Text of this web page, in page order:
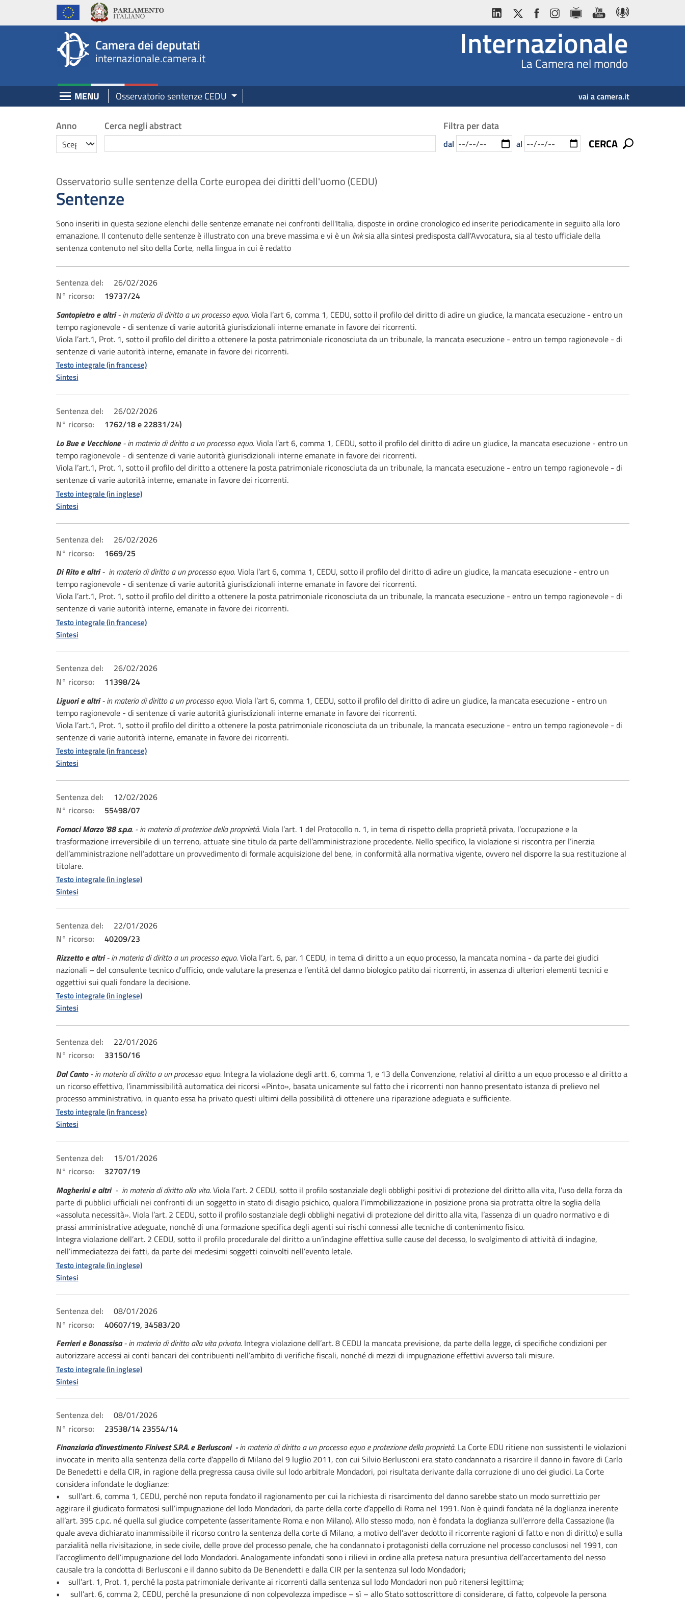
Internazionale, Camera dei Deputati - internazionale.camera.it
Salta al contenuto principale
Salta al menu di navigazione
Camera dei deputati
internazionale.camera.it Internazionale
La Camera nel mondo
MENU
Espandi Osservatorio sentenze CEDU vai a camera.it
Ricerca
Anno
Anno
Cerca negli abstract Filtra per data
dal al CERCA
Osservatorio sulle sentenze della Corte europea dei diritti dell'uomo (CEDU)
Sentenze
Sono inseriti in questa sezione elenchi delle sentenze emanate nei confronti dell'Italia, disposte in ordine cronologico ed inserite periodicamente in seguito alla loro
emanazione. Il contenuto delle sentenze è illustrato con una breve massima e vi è un linksia alla sintesi predisposta dall'Avvocatura, sia al testo ufficiale della
sentenza contenuto nel sito della Corte, nella lingua in cui è redatto
Sentenza del:
26/02/2026
N° ricorso:
19737/24
Santopietro e altri- in materia di diritto a un processo equo.Viola l’art 6, comma 1, CEDU, sotto il profilo del diritto di adire un giudice, la mancata esecuzione - entro un
tempo ragionevole - di sentenze di varie autorità giurisdizionali interne emanate in favore dei ricorrenti.
Viola l’art.1, Prot. 1, sotto il profilo del diritto a ottenere la posta patrimoniale riconosciuta da un tribunale, la mancata esecuzione - entro un tempo ragionevole - di
sentenze di varie autorità interne, emanate in favore dei ricorrenti.
Testo integrale (in francese)
Sintesi
Sentenza del:
26/02/2026
N° ricorso:
1762/18 e 22831/24)
Lo Bue e Vecchione- in materia di diritto a un processo equo.Viola l’art 6, comma 1, CEDU, sotto il profilo del diritto di adire un giudice, la mancata esecuzione - entro un
tempo ragionevole - di sentenze di varie autorità giurisdizionali interne emanate in favore dei ricorrenti.
Viola l’art.1, Prot. 1, sotto il profilo del diritto a ottenere la posta patrimoniale riconosciuta da un tribunale, la mancata esecuzione - entro un tempo ragionevole - di
sentenze di varie autorità interne, emanate in favore dei ricorrenti.
Testo integrale (in inglese)
Sintesi
Sentenza del:
26/02/2026
N° ricorso:
1669/25
Di Rito e altri- in materia di diritto a un processo equo.Viola l’art 6, comma 1, CEDU, sotto il profilo del diritto di adire un giudice, la mancata esecuzione - entro un
tempo ragionevole - di sentenze di varie autorità giurisdizionali interne emanate in favore dei ricorrenti.
Viola l’art.1, Prot. 1, sotto il profilo del diritto a ottenere la posta patrimoniale riconosciuta da un tribunale, la mancata esecuzione - entro un tempo ragionevole - di
sentenze di varie autorità interne, emanate in favore dei ricorrenti.
Testo integrale (in francese)
Sintesi
Sentenza del:
26/02/2026
N° ricorso:
11398/24
Liguori e altri- in materia di diritto a un processo equo.Viola l’art 6, comma 1, CEDU, sotto il profilo del diritto di adire un giudice, la mancata esecuzione - entro un
tempo ragionevole - di sentenze di varie autorità giurisdizionali interne emanate in favore dei ricorrenti.
Viola l’art.1, Prot. 1, sotto il profilo del diritto a ottenere la posta patrimoniale riconosciuta da un tribunale, la mancata esecuzione - entro un tempo ragionevole - di
sentenze di varie autorità interne, emanate in favore dei ricorrenti.
Testo integrale (in francese)
Sintesi
Sentenza del:
12/02/2026
N° ricorso:
55498/07
Fornaci Marzo '88 s.p.a. - in materia di protezioe della proprietà.Viola l’art. 1 del Protocollo n. 1, in tema di rispetto della proprietà privata, l’occupazione e la
trasformazione irreversibile di un terreno, attuate sine titulo da parte dell’amministrazione procedente. Nello specifico, la violazione si riscontra per l’inerzia
dell’amministrazione nell’adottare un provvedimento di formale acquisizione del bene, in conformità alla normativa vigente, ovvero nel disporre la sua restituzione al
titolare.
Testo integrale (in inglese)
Sintesi
Sentenza del:
22/01/2026
N° ricorso:
40209/23
Rizzetto e altri- in materia di diritto a un processo equo.Viola l’art. 6, par. 1 CEDU, in tema di diritto a un equo processo, la mancata nomina - da parte dei giudici
nazionali – del consulente tecnico d’ufficio, onde valutare la presenza e l’entità del danno biologico patito dai ricorrenti, in assenza di ulteriori elementi tecnici e
oggettivi sui quali fondare la decisione.
Testo integrale (in inglese)
Sintesi
Sentenza del:
22/01/2026
N° ricorso:
33150/16
Dal Canto- in materia di diritto a un processo equo.Integra la violazione degli artt. 6, comma 1, e 13 della Convenzione, relativi al diritto a un equo processo e al diritto a
un ricorso effettivo, l’inammissibilità automatica dei ricorsi «Pinto», basata unicamente sul fatto che i ricorrenti non hanno presentato istanza di prelievo nel
processo amministrativo, in quanto essa ha privato questi ultimi della possibilità di ottenere una riparazione adeguata e sufficiente.
Testo integrale (in francese)
Sintesi
Sentenza del:
15/01/2026
N° ricorso:
32707/19
Magherini e altri- in materia di diritto alla vita.Viola l’art. 2 CEDU, sotto il profilo sostanziale degli obblighi positivi di protezione del diritto alla vita, l’uso della forza da
parte di pubblici ufficiali nei confronti di un soggetto in stato di disagio psichico, qualora l’immobilizzazione in posizione prona sia protratta oltre la soglia della
«assoluta necessità». Viola l’art. 2 CEDU, sotto il profilo sostanziale degli obblighi negativi di protezione del diritto alla vita, l’assenza di un quadro normativo e di
prassi amministrative adeguate, nonchè di una formazione specifica degli agenti sui rischi connessi alle tecniche di contenimento fisico.
Integra violazione dell’art. 2 CEDU, sotto il profilo procedurale del diritto a un’indagine effettiva sulle cause del decesso, lo svolgimento di attività di indagine,
nell’immediatezza dei fatti, da parte dei medesimi soggetti coinvolti nell’evento letale.
Testo integrale (in inglese)
Sintesi
Sentenza del:
08/01/2026
N° ricorso:
40607/19, 34583/20
Ferrieri e Bonassisa- in materia di diritto alla vita privata.Integra violazione dell’art. 8 CEDU la mancata previsione, da parte della legge, di specifiche condizioni per
autorizzare accessi ai conti bancari dei contribuenti nell’ambito di verifiche fiscali, nonché di mezzi di impugnazione effettivi avverso tali misure.
Testo integrale (in inglese)
Sintesi
Sentenza del:
08/01/2026
N° ricorso:
23538/14 23554/14
Finanziaria d'investimento Finivest S.P.A. e Berlusconi -in materia di diritto a un processo equo e protezione della proprietà. La Corte EDU ritiene non sussistenti le violazioni
invocate in merito alla sentenza della corte d’appello di Milano del 9 luglio 2011, con cui Silvio Berlusconi era stato condannato a risarcire il danno in favore di Carlo
De Benedetti e della CIR, in ragione della pregressa causa civile sul lodo arbitrale Mondadori, poi risultata derivante dalla corruzione di uno dei giudici. La Corte
considera infondate le doglianze:
• sull’art. 6, comma 1, CEDU, perché non reputa fondato il ragionamento per cui la richiesta di risarcimento del danno sarebbe stato un modo surrettizio per
aggirare il giudicato formatosi sull’impugnazione del lodo Mondadori, da parte della corte d’appello di Roma nel 1991. Non è quindi fondata né la doglianza inerente
all’art. 395 c.p.c. né quella sul giudice competente (asseritamente Roma e non Milano). Allo stesso modo, non è fondata la doglianza sull’errore della Cassazione (la
quale aveva dichiarato inammissibile il ricorso contro la sentenza della corte di Milano, a motivo dell’aver dedotto il ricorrente ragioni di fatto e non di diritto) e sulla
parzialità nella rivisitazione, in sede civile, delle prove del processo penale, che ha condannato i protagonisti della corruzione nel processo conclusosi nel 1991, con
l’accoglimento dell’impugnazione del lodo Mondadori. Analogamente infondati sono i rilievi in ordine alla pretesa natura presuntiva dell’accertamento del nesso
causale tra la condotta di Berlusconi e il danno subito da De Benendetti e dalla CIR per la sentenza sul lodo Mondadori;
• sull’art. 1, Prot. 1, perché la posta patrimoniale derivante ai ricorrenti dalla sentenza sul lodo Mondadori non può ritenersi legittima;
• sull’art. 6, comma 2, CEDU, perché la presunzione di non colpevolezza impedisce – sì – allo Stato sottoscrittore di considerare, di fatto, colpevole la persona
Navigazione pagine di servizio
Salta al contenuto principale
Salta al menu di navigazione
Vai a inizio pagina